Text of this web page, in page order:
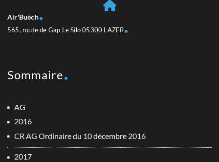
Air'Buëch
565, route de Gap Le Silo 05300 LAZER
Sommaire
AG
2016
CR AG Ordinaire du 10 décembre 2016
2017